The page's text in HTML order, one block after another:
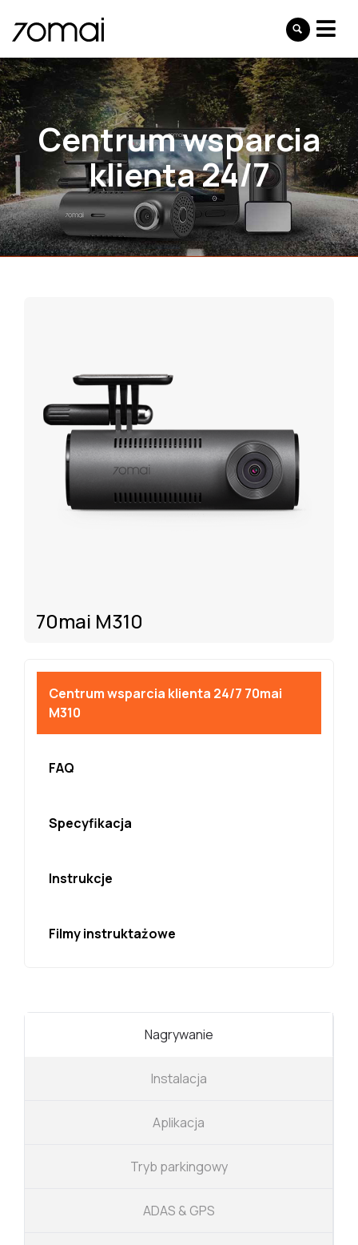
Centrum wsparcia
klienta 24/7
70mai M310
Centrum wsparcia klienta 24/7 70mai
M310
FAQ
Specyfikacja
Instrukcje
Filmy instruktażowe
Nagrywanie
Instalacja
Aplikacja
Tryb parkingowy
ADAS & GPS